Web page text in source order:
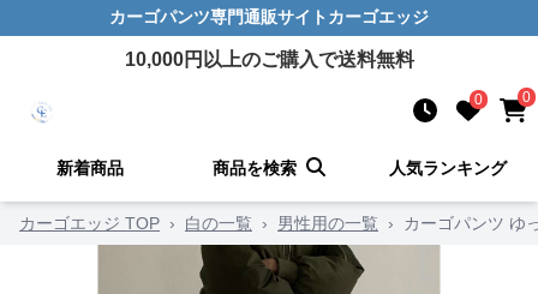
カーゴパンツ専門通販サイト カーゴエッジ
10,000円以上のご購入で送料無料
0 0
新着商品 商品を検索 人気ランキング
カーゴエッジ TOP › 白の一覧 › 男性用の一覧 › カーゴパンツ ゆ